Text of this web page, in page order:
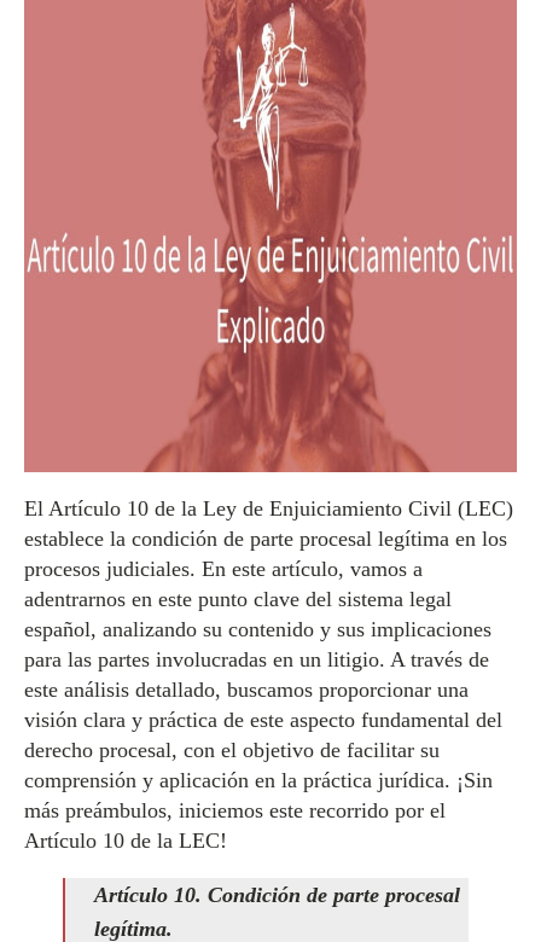
El Artículo 10 de la Ley de Enjuiciamiento Civil (LEC)
establece la condición de parte procesal legítima en los
procesos judiciales. En este artículo, vamos a
adentrarnos en este punto clave del sistema legal
español, analizando su contenido y sus implicaciones
para las partes involucradas en un litigio. A través de
este análisis detallado, buscamos proporcionar una
visión clara y práctica de este aspecto fundamental del
derecho procesal, con el objetivo de facilitar su
comprensión y aplicación en la práctica jurídica. ¡Sin
más preámbulos, iniciemos este recorrido por el
Artículo 10 de la LEC!
Artículo 10. Condición de parte procesal
legítima.